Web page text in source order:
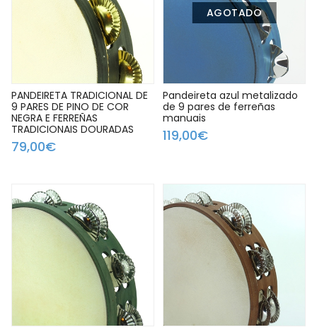
PANDEIRETA TRADICIONAL DE
9 PARES DE PINO DE COR
NEGRA E FERREÑAS
TRADICIONAIS DOURADAS
79,00€
AGOTADO
Pandeireta azul metalizado
de 9 pares de ferreñas
manuais
119,00€